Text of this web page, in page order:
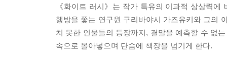
《화이트 러시》는 작가 특유의 이과적 상상력에
행방을 쫓는 연구원 구리바야시 가즈유키와 그의
치 못한 인물들의 등장까지, 결말을 예측할 수 없
속으로 몰아넣으며 단숨에 책장을 넘기게 한다.